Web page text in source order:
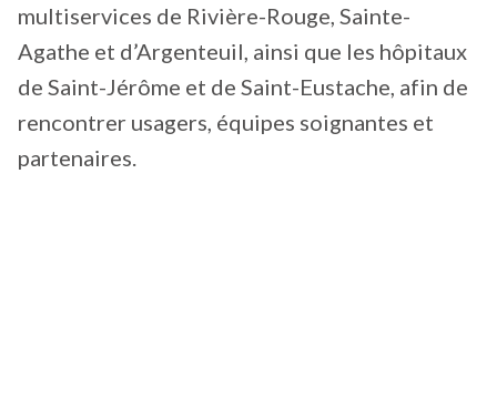
multiservices de Rivière-Rouge, Sainte-
Agathe et d’Argenteuil, ainsi que les hôpitaux
de Saint-Jérôme et de Saint-Eustache, afin de
rencontrer usagers, équipes soignantes et
partenaires.